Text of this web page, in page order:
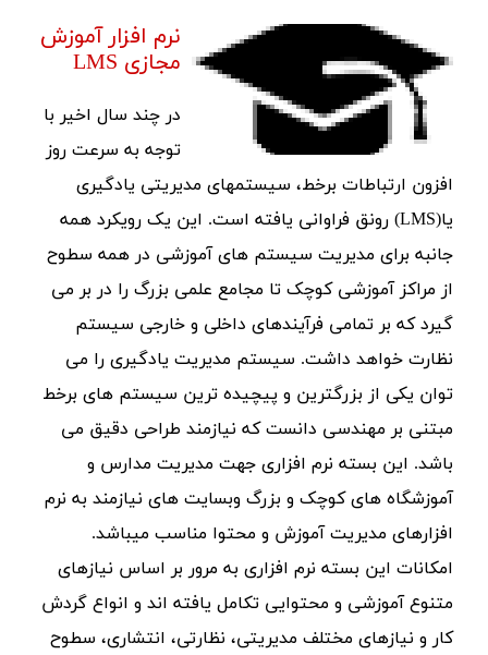
نرم افزار آموزش
مجازی LMS
در چند سال اخیر با
توجه به سرعت روز
افزون ارتباطات برخط، سیستمهای مدیریتی یادگیری
یا(LMS) رونق فراوانی یافته است. این یک رویکرد همه
جانبه برای مدیریت سیستم های آموزشی در همه سطوح
از مراکز آموزشی کوچک تا مجامع علمی بزرگ را در بر می
گیرد که بر تمامی فرآیندهای داخلی و خارجی سیستم
نظارت خواهد داشت. سیستم مدیریت یادگیری را می
توان یکی از بزرگترین و پیچیده ترین سیستم های برخط
مبتنی بر مهندسی دانست که نیازمند طراحی دقیق می
باشد. این بسته نرم افزاری جهت مدیریت مدارس و
آموزشگاه های کوچک و بزرگ وبسایت های نیازمند به نرم
افزارهای مدیریت آموزش و محتوا مناسب میباشد.
امکانات این بسته نرم افزاری به مرور بر اساس نیازهای
متنوع آموزشی و محتوایی تکامل یافته اند و انواع گردش
کار و نیازهای مختلف مدیریتی، نظارتی، انتشاری، سطوح